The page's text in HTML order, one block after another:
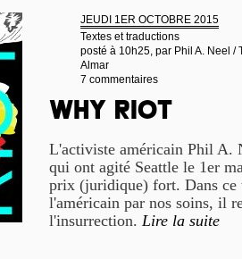
JEUDI 1ER OCTOBRE 2015
Textes et traductions
posté à 10h25, par Phil A. Neel /
Almar
7 commentaires
Why riot
L'activiste américain Phil A.
qui ont agité Seattle le 1er
prix (juridique) fort. Dans ce
l'américain par nos soins, il
l'insurrection. Lire la suite